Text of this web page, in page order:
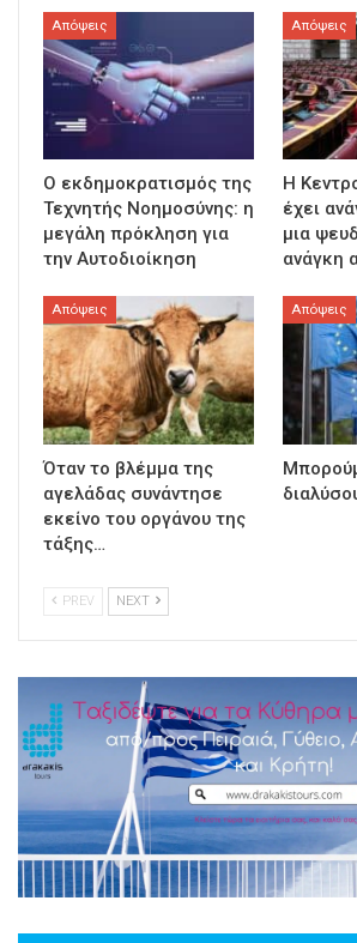
Απόψεις
Ο εκδημοκρατισμός της
Τεχνητής Νοημοσύνης: η
μεγάλη πρόκληση για
την Αυτοδιοίκηση
Απόψεις
Η
έχει
μια
ανάγκη
Απόψεις
Όταν το βλέμμα της
αγελάδας συνάντησε
εκείνο του οργάνου της
τάξης…
Απόψεις
PREV NEXT